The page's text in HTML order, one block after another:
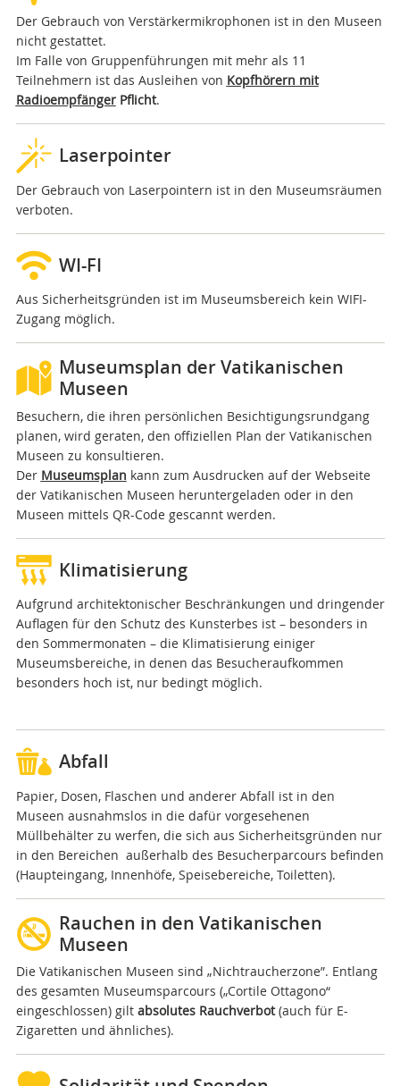
Der Gebrauch von Verstärkermikrophonen ist in den Museen
nicht gestattet.
Im Falle von Gruppenführungen mit mehr als 11
Teilnehmern ist das Ausleihen von Kopfhörern mit
Radioempfänger Pflicht.
Laserpointer
Der Gebrauch von Laserpointern ist in den Museumsräumen
verboten.
WI-FI
Aus Sicherheitsgründen ist im Museumsbereich kein WIFI-
Zugang möglich.
Museumsplan der Vatikanischen
Museen
Besuchern, die ihren persönlichen Besichtigungsrundgang
planen, wird geraten, den offiziellen Plan der Vatikanischen
Museen zu konsultieren.
Der Museumsplan kann zum Ausdrucken auf der Webseite
der Vatikanischen Museen heruntergeladen oder in den
Museen mittels QR-Code gescannt werden.
Klimatisierung
Aufgrund architektonischer Beschränkungen und dringender
Auflagen für den Schutz des Kunsterbes ist – besonders in
den Sommermonaten – die Klimatisierung einiger
Museumsbereiche, in denen das Besucheraufkommen
besonders hoch ist, nur bedingt möglich.
Abfall
Papier, Dosen, Flaschen und anderer Abfall ist in den
Museen ausnahmslos in die dafür vorgesehenen
Müllbehälter zu werfen, die sich aus Sicherheitsgründen nur
in den Bereichen außerhalb des Besucherparcours befinden
(Haupteingang, Innenhöfe, Speisebereiche, Toiletten).
Rauchen in den Vatikanischen
Museen
Die Vatikanischen Museen sind „Nichtraucherzone”. Entlang
des gesamten Museumsparcours („Cortile Ottagono“
eingeschlossen) gilt absolutes Rauchverbot(auch für E-
Zigaretten und ähnliches).